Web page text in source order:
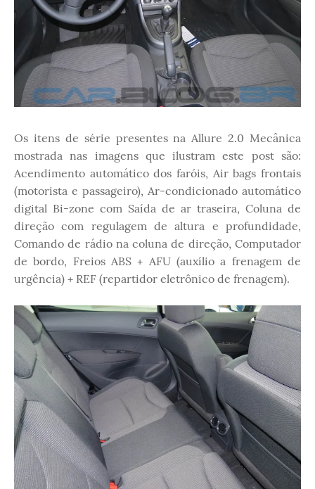
Os itens de série presentes na Allure 2.0 Mecânica
mostrada nas imagens que ilustram este post são:
Acendimento automático dos faróis, Air bags frontais
(motorista e passageiro), Ar-condicionado automático
digital Bi-zone com Saída de ar traseira, Coluna de
direção com regulagem de altura e profundidade,
Comando de rádio na coluna de direção, Computador
de bordo, Freios ABS + AFU (auxílio a frenagem de
urgência) + REF (repartidor eletrônico de frenagem).